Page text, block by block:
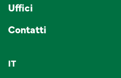
Uffici
Contatti
IT